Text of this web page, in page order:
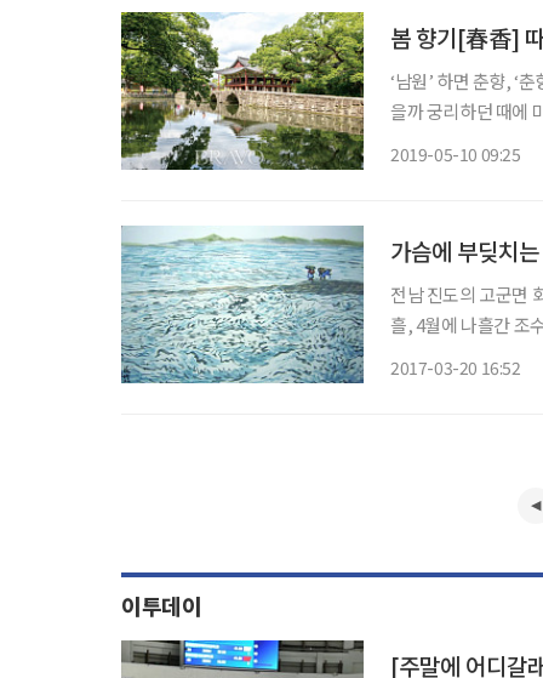
봄 향기[春香]
‘남원’ 하면 춘향, ‘
을까 궁리하던 때에
2019-05-10 09:25
가슴에 부딪치
전남 진도의 고군면
흘, 4월에 나흘간 조
2017-03-20 16:52
이투데이